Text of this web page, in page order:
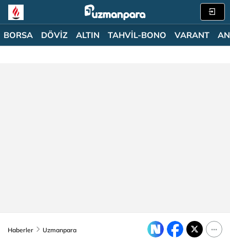
BORSA DÖVİZ ALTIN TAHVİL-BONO VARANT
Haberler Uzmanpara